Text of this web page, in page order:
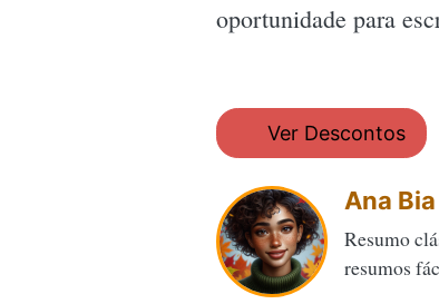
oportunidade para
Ver Descontos
Ana Bia
Resumo
resumos